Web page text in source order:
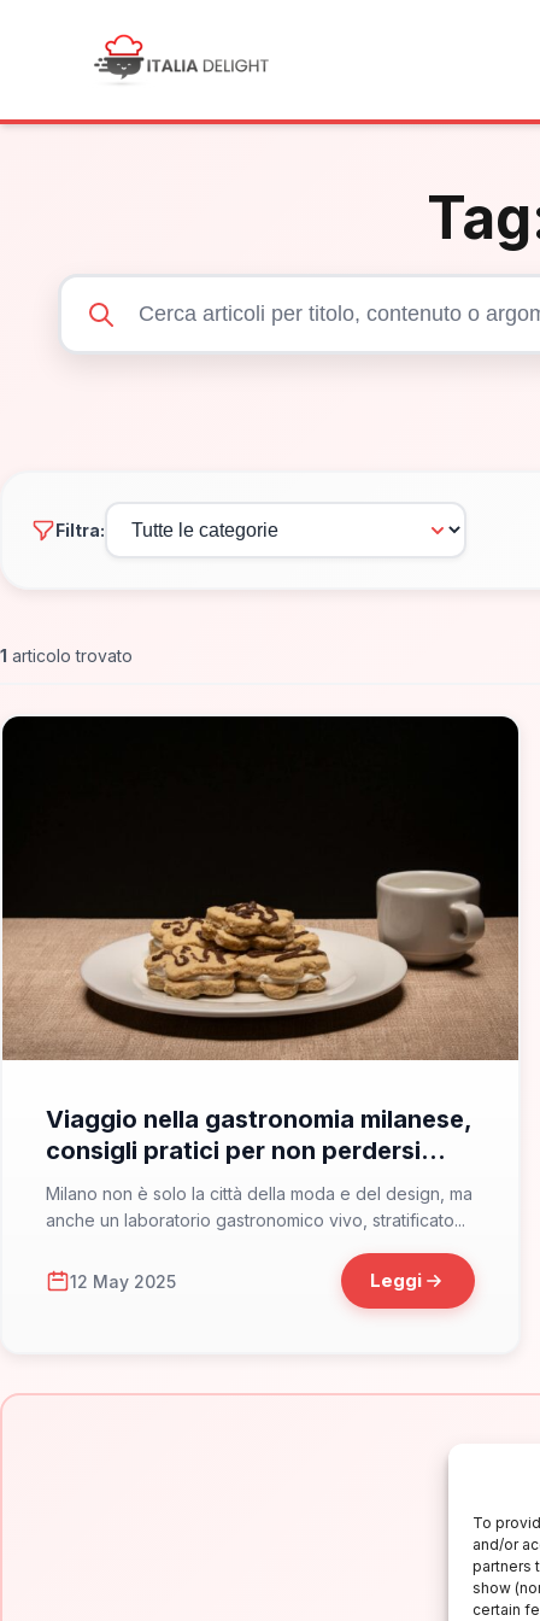
To
and/or
partners
show
certain
Filtra:
1 articolo trovato
Viaggio nella gastronomia milanese,
consigli pratici per non perdersi
nulla
Milano non è solo la città della moda e del design, ma
anche un laboratorio gastronomico vivo, stratificato...
12 May 2025 Leggi